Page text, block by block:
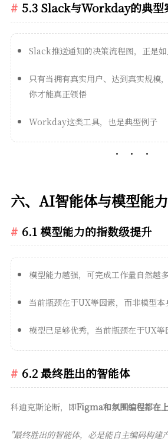
5.3 Slack与Workday的典型
Slack推送通知的决策流程图，正是
只有当拥有真实用户、达到真实规模
你才能真正领悟
Workday这类工具，也是典型例子
六、AI智能体与模型能
6.1 模型能力的指数级提升
模型能力越强，可完成工作量自然
当前瓶颈在于UX等因素，而非模型本
模型已足够优秀，当前瓶颈在于UX等
6.2 最终胜出的智能体
科迪克斯论断，即Figma和氛围编程都在
"最终胜出的智能体，必是能自主编码构建